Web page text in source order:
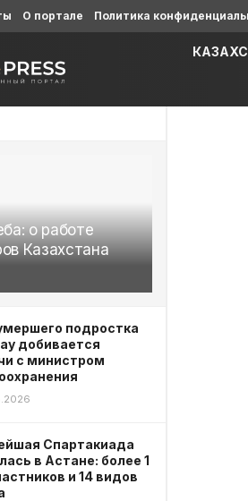
о работе
Казахстана
подростка
добивается
с министром
Спартакиада
в Астане: более 1
и 14 видов
О портале Политика